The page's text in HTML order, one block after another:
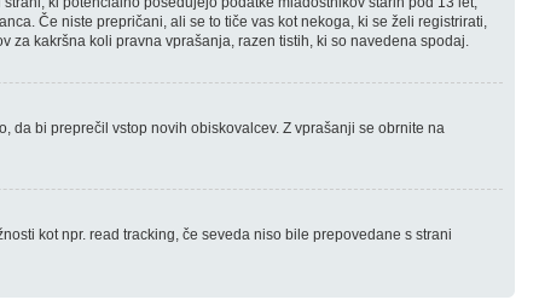
Če niste prepričani, ali se to tiče vas kot nekoga, ki se želi registrirati,
kakršna koli pravna vprašanja, razen tistih, ki so navedena spodaj.
da bi preprečil vstop novih obiskovalcev. Z vprašanji se obrnite na
kot npr. read tracking, če seveda niso bile prepovedane s strani